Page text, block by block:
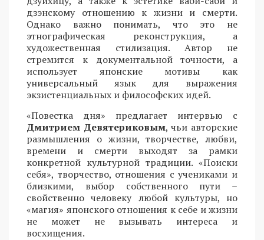
дзэнскому отношению к жизни и смерти.
Однако важно понимать, что это не
этнографическая реконструкция, а
художественная стилизация. Автор не
стремится к документальной точности, а
использует японские мотивы как
универсальный язык для выражения
экзистенциальных и философских идей.
«Повестка дня» предлагает интервью с
Дмитрием Девятериковым, чьи авторские
размышления о жизни, творчестве, любви,
времени и смерти выходят за рамки
конкретной культурной традиции. «Поиски
себя», творчество, отношения с учениками и
близкими, выбор собственного пути –
свойственно человеку любой культуры, но
«магия» японского отношения к себе и жизни
не может не вызывать интереса и
восхищения.